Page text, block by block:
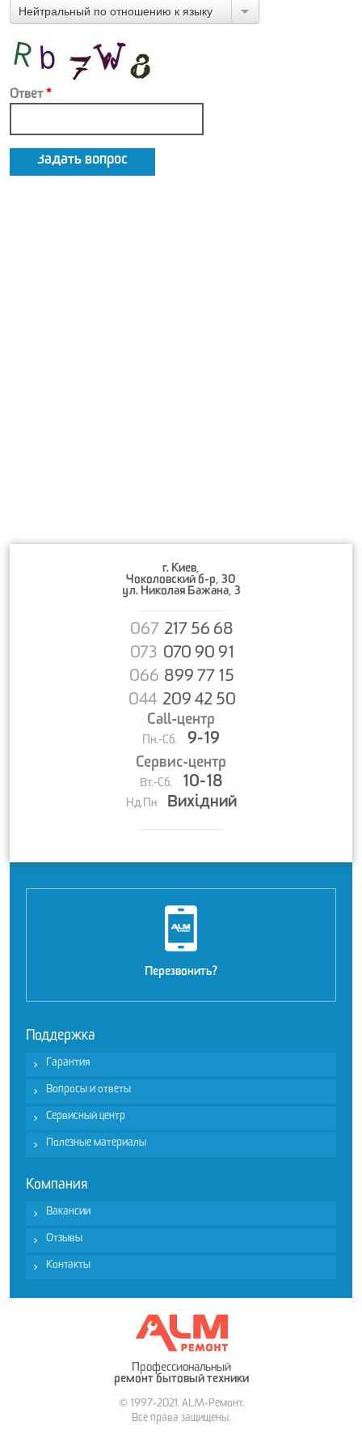
Нейтральный по отношению к языку
Ответ *
г. Киев,
Чоколовский б-р, 30
ул. Николая Бажана, 3
067 217 56 68
073 070 90 91
066 899 77 15
044 209 42 50
Call-центр
Пн.-Сб. 9-19
Сервис-центр
Вт.-Сб. 10-18
Нд.Пн Вихідний
Перезвонить?
Поддержка
Гарантия
Вопросы и ответы
Сервисный центр
Полезные материалы
Компания
Вакансии
Отзывы
Контакты
Профессиональный
ремонт бытовый техники
© 1997-2021. ALM-Ремонт.
Все права защищены.